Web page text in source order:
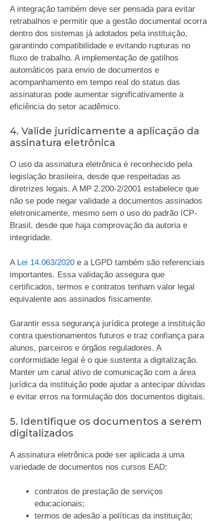
A integração também deve ser pensada para evitar
retrabalhos e permitir que a gestão documental ocorra
dentro dos sistemas já adotados pela instituição,
garantindo compatibilidade e evitando rupturas no
fluxo de trabalho. A implementação de gatilhos
automáticos para envio de documentos e
acompanhamento em tempo real do status das
assinaturas pode aumentar significativamente a
eficiência do setor acadêmico.
4. Valide juridicamente a aplicação da
assinatura eletrônica
O uso da assinatura eletrônica é reconhecido pela
legislação brasileira, desde que respeitadas as
diretrizes legais. A MP 2.200-2/2001 estabelece que
não se pode negar validade a documentos assinados
eletronicamente, mesmo sem o uso do padrão ICP-
Brasil, desde que haja comprovação da autoria e
integridade.
ALei 14.063/2020 e a LGPD também são referenciais
importantes. Essa validação assegura que
certificados, termos e contratos tenham valor legal
equivalente aos assinados fisicamente.
Garantir essa segurança jurídica protege a instituição
contra questionamentos futuros e traz confiança para
alunos, parceiros e órgãos reguladores. A
conformidade legal é o que sustenta a digitalização.
Manter um canal ativo de comunicação com a área
jurídica da instituição pode ajudar a antecipar dúvidas
e evitar erros na formulação dos documentos digitais.
5. Identifique os documentos a serem
digitalizados
A assinatura eletrônica pode ser aplicada a uma
variedade de documentos nos cursos EAD:
contratos de prestação de serviços
educacionais;
termos de adesão a políticas da instituição;